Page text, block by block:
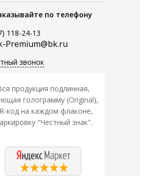
по телефону
118-24-13
Premium@bk.ru
звонок
продукция подлинная,
голограмму (Original),
код на каждом флаконе,
"Честный знак".